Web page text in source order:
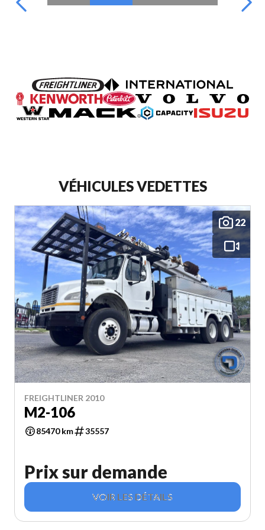
VÉHICULES VEDETTES
22
FREIGHTLINER 2010
M2-106
85470 km 35557
Prix sur demande
VOIR LES DÉTAILS